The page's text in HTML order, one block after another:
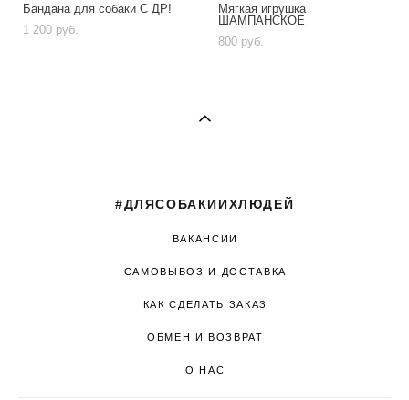
Бандана для собаки С ДР!
1 200 pуб.
Мягкая игрушка
ШАМПАНСКОЕ
800 pуб.
#ДЛЯСОБАКИИХЛЮДЕЙ
ВАКАНСИИ
САМОВЫВОЗ И ДОСТАВКА
КАК СДЕЛАТЬ ЗАКАЗ
ОБМЕН И ВОЗВРАТ
О НАС